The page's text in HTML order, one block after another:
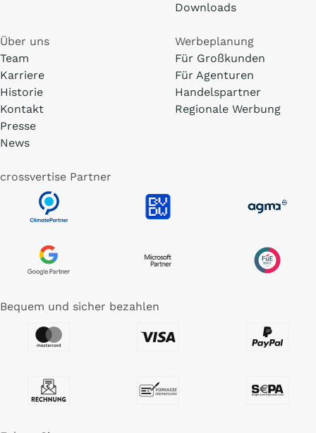
Downloads
Über uns
Team
Karriere
Historie
Kontakt
Presse
News
Werbeplanung
Für Großkunden
Für Agenturen
Handelspartner
Regionale Werbung
crossvertise Partner
Bequem und sicher bezahlen